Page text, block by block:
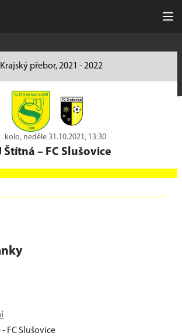
Krajský přebor, 2021 - 2022
kolo, neděle 31.10.2021, 13:30
Štítná – FC Slušovice
FC Slušovice